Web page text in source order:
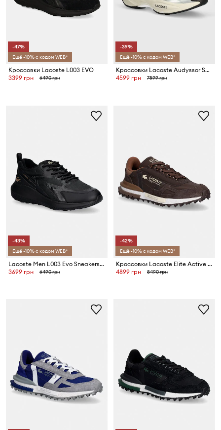
-47%
Ещё -10% с кодом WEB*
Кроссовки Lacoste L003 EVO
3399 грн
6490 грн
-39%
Ещё -10% с кодом WEB*
Кроссовки Lacoste Audyssor Synthetic
4599 грн
7599 грн
-43%
Ещё -10% с кодом WEB*
Lacoste Men L003 Evo Sneakers кроссовки для мужчин
3699 грн
6490 грн
-42%
Ещё -10% с кодом WEB*
Кроссовки Lacoste Elite Active Sneakers
4899 грн
8490 грн